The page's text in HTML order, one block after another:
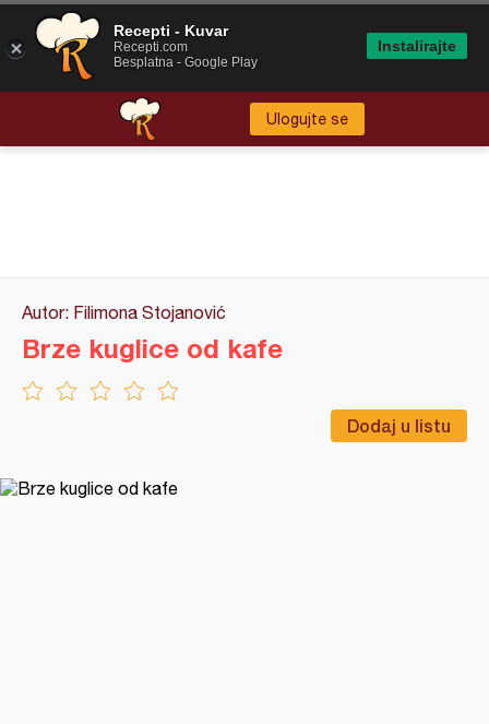
Ulogujte se
Autor: Filimona Stojanović
Dodaj u listu
Brze kuglice od kafe
Recepti - Kuvar
Recepti.com
Besplatna - Google Play
Instalirajte